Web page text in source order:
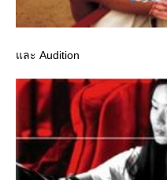
ละ Audition